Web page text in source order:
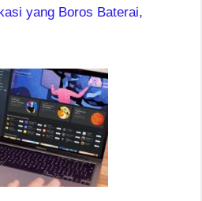
yang Boros Baterai,